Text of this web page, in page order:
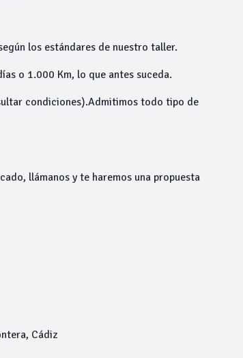
los estándares de nuestro taller.
o 1.000 Km, lo que antes suceda.
condiciones).Admitimos todo tipo de
llámanos y te haremos una propuesta
Cádiz